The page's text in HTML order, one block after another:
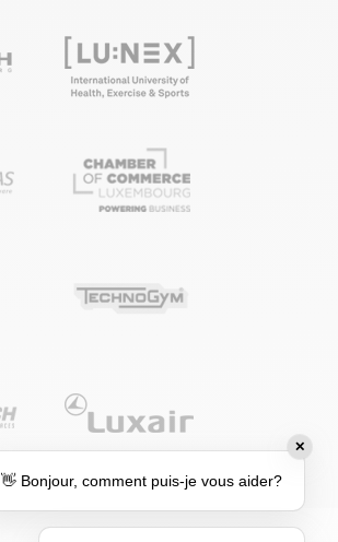
✕
👋 Bonjour, comment puis-je vous aider?